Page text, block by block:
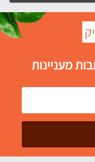
מעניינות